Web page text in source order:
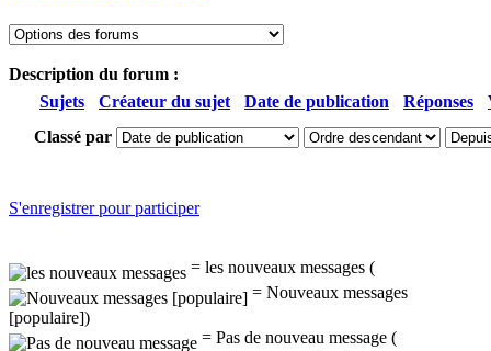
Description du forum :
Sujets
Créateur du sujet Date de publication Réponses
Classé par
S'enregistrer pour participer
= les nouveaux messages (
= Nouveaux messages
[populaire])
= Pas de nouveau message (